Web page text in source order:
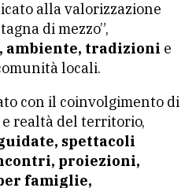
alla valorizzazione
di mezzo”,
ambiente, tradizioni e
locali.
con il coinvolgimento di
e realtà del territorio,
spettacoli
proiezioni,
famiglie,